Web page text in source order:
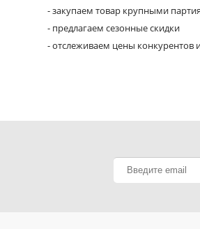
- закупаем товар крупными
- предлагаем сезонные скидки
- отслеживаем цены конкурентов